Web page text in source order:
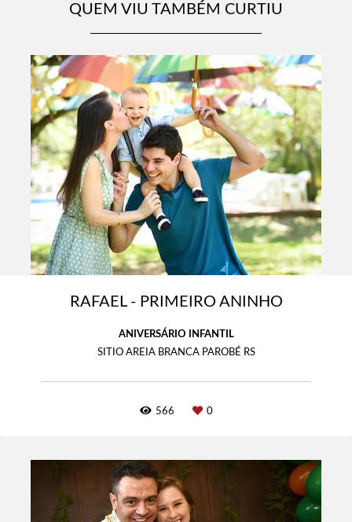
QUEM VIU TAMBÉM CURTIU
RAFAEL - PRIMEIRO ANINHO
ANIVERSÁRIO INFANTIL
SITIO AREIA BRANCA PAROBÉ RS
566 0